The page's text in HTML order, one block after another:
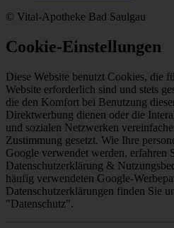
© Vital-Apotheke Bad Saulgau
Cookie-Einstellungen
Diese Website benutzt Cookies, die
Website erforderlich sind und stets
die den Komfort bei Benutzung
Direktwerbung dienen oder die
und sozialen Netzwerken
Zustimmung gesetzt. Wie Ihre
Google verwendet werden, erfahren
Datenschutzerklärung &
häufig verwendeten Google-
Datenschutzerklärungen finden Sie
"Datenschutz".